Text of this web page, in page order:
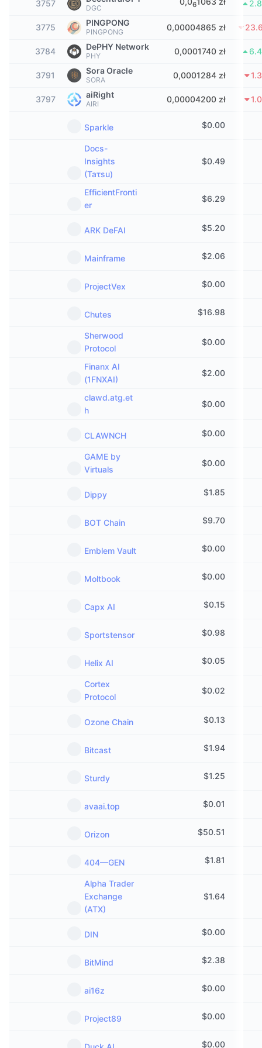
Popularne
Polityka
Technologia
Krypto ETF
Fundusze ETF na Eter
Analiza techniczna
Instrumenty pochodne
Stopy finansowania
CMC MCP
x402
Aktualności
Academy
Badania
Słowniczek
Nagrody w postaci diamentów
Ucz się i zarabiaj
Kalendarz ICO
Kalendarz wydarzeń
3757 DGC 6
3775 PINGPONG
PINGPONG 0,00004865 zł
3784 DePHY Network
PHY 0,0001740 zł
3791 Sora Oracle
SORA 0,0001284 zł
3797 aiRight
AIRI 0,00004200 zł
Sparkle $0.00
Docs-
Insights
(Taτsu)
$0.49
EfficientFronti
er
$6.29
ARK DeFAI $5.20
Mainframe $2.06
ProjectVex $0.00
Chutes $16.98
Sherwood
Protocol
$0.00
Finanx AI
(1FNXAI)
$2.00
clawd.atg.et
h
$0.00
CLAWNCH $0.00
GAME by
Virtuals
$0.00
Dippy $1.85
BOT Chain $9.70
Emblem Vault $0.00
Moltbook $0.00
Capx AI $0.15
Sportstensor $0.98
Helix AI $0.05
Cortex
Protocol
$0.02
Ozone Chain $0.13
Bitcast $1.94
Sturdy $1.25
avaai.top $0.01
Orizon $50.51
404—GEN $1.81
Alpha Trader
Exchange
(ATX)
$1.64
DIN $0.00
BitMind $2.38
ai16z $0.00
Project89 $0.00
$0.00